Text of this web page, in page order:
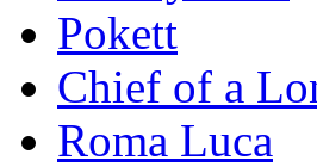
Pokett
Chief of a
Roma Luca